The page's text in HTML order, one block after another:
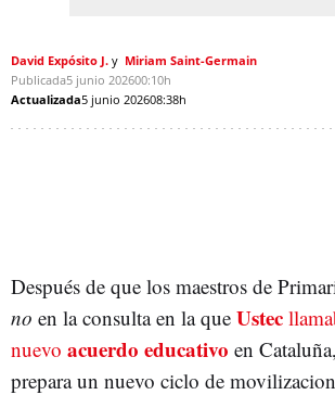
David Expósito J.
Miriam Saint-Germain
Publicada5 junio 202600:10h
Actualizada5 junio 202608:38h
Después de que los maestros de
no en la consulta en la que Ustec
nuevo acuerdo educativo en
prepara un nuevo ciclo de